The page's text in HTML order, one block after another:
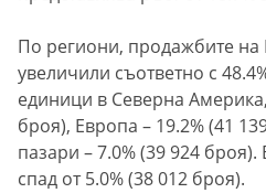
По региони, продажбите на
увеличили съответно с
единици в Северна
броя), Европа – 19.2% (41
пазари – 7.0% (39 924
спад от 5.0% (38 012 броя).